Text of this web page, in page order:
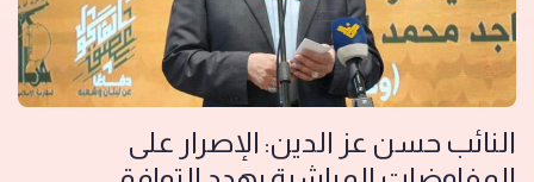
النائب حسن عز الدين: الإصرار على